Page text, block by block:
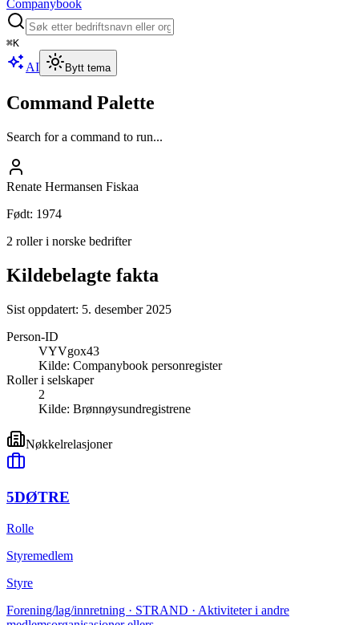
Companybook
⌘K
AI Bytt tema
Command Palette
Search for a command to run...
Renate Hermansen Fiskaa
Født: 1974
2 roller i norske bedrifter
Kildebelagte fakta
Sist oppdatert: 5. desember 2025
Person-ID
VYVgox43
Kilde: Companybook personregister
Roller i selskaper
2
Kilde: Brønnøysundregistrene
Nøkkelrelasjoner
5DØTRE
Rolle
Styremedlem
Styre
Forening/lag/innretning · STRAND · Aktiviteter i andre